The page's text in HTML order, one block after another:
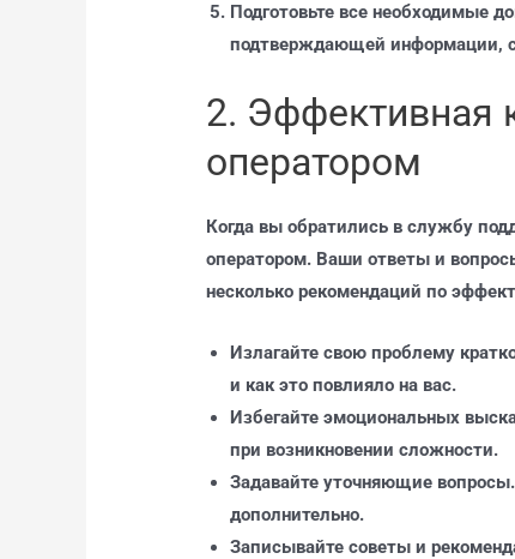
Подготовьте все необходимые
подтверждающей информации,
2. Эффективная
оператором
Когда вы обратились в службу
оператором. Ваши ответы и
несколько рекомендаций по
Излагайте свою проблему
и как это повлияло на вас.
Избегайте эмоциональных
при возникновении сложности.
Задавайте уточняющие
дополнительно.
Записывайте советы и